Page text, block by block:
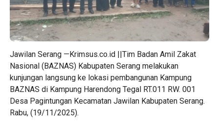
Jawilan Serang —Krimsus.co.id ||Tim Badan Amil Zakat
Nasional (BAZNAS) Kabupaten Serang melakukan
kunjungan langsung ke lokasi pembangunan Kampung
BAZNAS di Kampung Harendong Tegal RT.011 RW. 001
Desa Pagintungan Kecamatan Jawilan Kabupaten Serang.
Rabu, (19/11/2025).